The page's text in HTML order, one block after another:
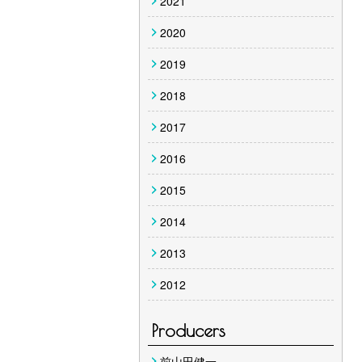
2020
2019
2018
2017
2016
2015
2014
2013
2012
Producers